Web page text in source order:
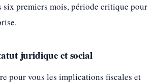
six premiers mois, période critique pour
juridique et social
pour vous les implications fiscales et